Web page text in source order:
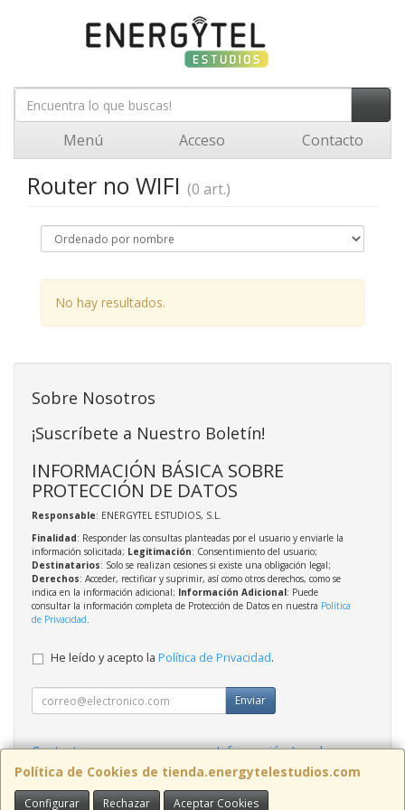
Menú Acceso Contacto
Router no WIFI (0 art.)
No hay resultados.
Política de Cookies de tienda.energytelestudios.com
Configurar Rechazar Aceptar Cookies
Sobre Nosotros
¡Suscríbete a Nuestro Boletín!
INFORMACIÓN BÁSICA SOBRE
PROTECCIÓN DE DATOS
Responsable: ENERGYTEL ESTUDIOS, S.L.
Finalidad: Responder las consultas planteadas por el usuario y enviarle la
información solicitada; Legitimación: Consentimiento del usuario;
Destinatarios: Solo se realizan cesiones si existe una obligación legal;
Derechos: Acceder, rectificar y suprimir, así como otros derechos, como se
indica en la información adicional; Información Adicional: Puede
consultar la información completa de Protección de Datos en nuestra Política
de Privacidad.
He leído y acepto la Política de Privacidad.
Enviar
Contacto
Información Legal
Política Privacidad
Política de Cookies